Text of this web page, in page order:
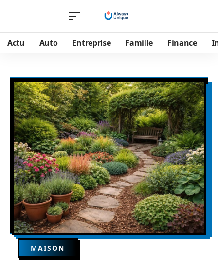
Actu Auto Entreprise Famille Finance
MAISON